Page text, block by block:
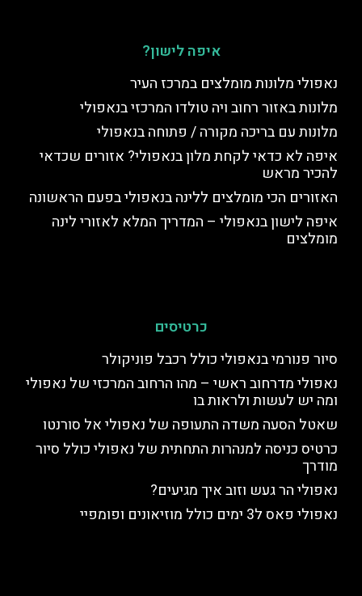
איפה לישון?
נאפולי מלונות מומלצים במרכז העיר
מלונות באזור רחוב ויה טולדו המרכזי בנאפולי
מלונות עם בריכה מקורה / פתוחה בנאפולי
איפה לא כדאי לקחת מלון בנאפולי? אזורים שכדאי
להכיר מראש
האזורים הכי מומלצים ללינה בנאפולי בפעם הראשונה
איפה לישון בנאפולי – המדריך המלא לאזורי לינה
מומלצים
כרטיסים
סיור פנורמי בנאפולי כולל רכבל פוניקולר
נאפולי מדרחוב ראשי – מהו הרחוב המרכזי של נאפולי
ומה יש לעשות ולראות בו
שאטל הסעה משדה התעופה של נאפולי אל סורנטו
כרטיס כניסה למנהרות התחתית של נאפולי כולל סיור
מודרך
נאפולי הר געש וזוב איך מגיעים?
נאפולי פאס ל3 ימים כולל מוזיאונים ופומפיי